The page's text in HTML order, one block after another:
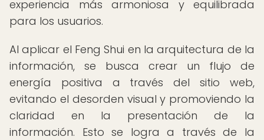
experiencia más armoniosa y equilibrada
para los usuarios.
Al aplicar el Feng Shui en la arquitectura de la
información, se busca crear un flujo de
energía positiva a través del sitio web,
evitando el desorden visual y promoviendo la
claridad en la presentación de la
información. Esto se logra a través de la